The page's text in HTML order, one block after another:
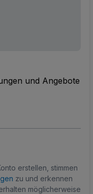
und Angebote
erstellen, stimmen
zu und erkennen
möglicherweise